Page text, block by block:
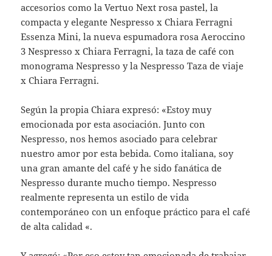
accesorios como la Vertuo Next rosa pastel, la
compacta y elegante Nespresso x Chiara Ferragni
Essenza Mini, la nueva espumadora rosa Aeroccino
3 Nespresso x Chiara Ferragni, la taza de café con
monograma Nespresso y la Nespresso Taza de viaje
x Chiara Ferragni.
Según la propia Chiara expresó: «Estoy muy
emocionada por esta asociación. Junto con
Nespresso, nos hemos asociado para celebrar
nuestro amor por esta bebida. Como italiana, soy
una gran amante del café y he sido fanática de
Nespresso durante mucho tiempo. Nespresso
realmente representa un estilo de vida
contemporáneo con un enfoque práctico para el café
de alta calidad «.